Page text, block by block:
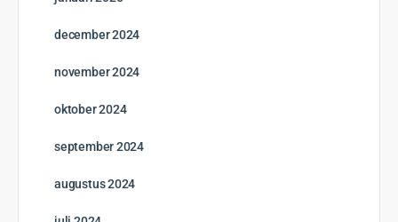
december 2024
november 2024
oktober 2024
september 2024
augustus 2024